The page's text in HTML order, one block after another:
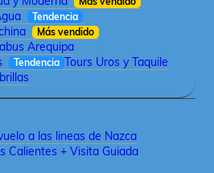
Tendencia
Más vendido
Arequipa
Tendencia Tours Uros y Taquile
a las lineas de Nazca
Calientes + Visita Guiada